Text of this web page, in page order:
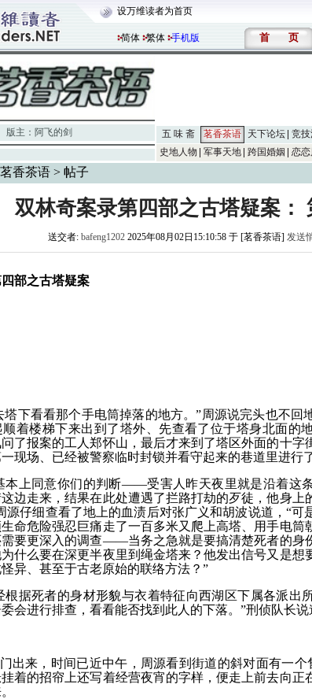
设万维读者为首页
简体 繁体 手机版 首 页
版主： 阿飞的剑 五 味 斋 茗香茶语 天下论坛 竞
史地人物
军事天地 跨国婚姻 恋恋
茗香茶语> 帖子
双林奇案录第四部之古塔疑案：
送交者: bafeng1202 2025年08月02日15:10:58 于 [茗香茶语] 发送
部之古塔疑案
塔下看看那个手电筒掉落的地方。”周源说完头也不回
顺着楼梯下来出到了塔外、先查看了位于塔身北面的
了报案的工人郑怀山，最后才来到了塔区外面的十字
现场、已经被警察临时封锁并看守起来的巷道里进行
本上同意你们的判断——受害人昨天夜里就是沿着这
边走来，结果在此处遭遇了拦路打劫的歹徒，他身上
源仔细查看了地上的血渍后对张广义和胡波说道，“可
命危险强忍巨痛走了一百多米又爬上高塔、用手电筒
要更深入的调查——当务之急就是要搞清楚死者的身
什么要在深更半夜里到绳金塔来？他发出信号又是想
异、甚至于古老原始的联络方法？”
根据死者的身材形貌与衣着特征向西湖区下属各派出
会进行排查，看看能否找到此人的下落。”刑侦队长说
出来，时间已近中午，周源看到街道的斜对面有一个
着的招帘上还写着经营夜宵的字样，便走上前去向正